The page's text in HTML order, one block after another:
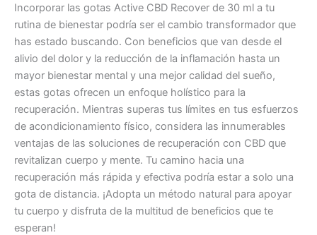
Incorporar las gotas Active CBD Recover de 30 ml a tu
rutina de bienestar podría ser el cambio transformador que
has estado buscando. Con beneficios que van desde el
alivio del dolor y la reducción de la inflamación hasta un
mayor bienestar mental y una mejor calidad del sueño,
estas gotas ofrecen un enfoque holístico para la
recuperación. Mientras superas tus límites en tus esfuerzos
de acondicionamiento físico, considera las innumerables
ventajas de las soluciones de recuperación con CBD que
revitalizan cuerpo y mente. Tu camino hacia una
recuperación más rápida y efectiva podría estar a solo una
gota de distancia. ¡Adopta un método natural para apoyar
tu cuerpo y disfruta de la multitud de beneficios que te
esperan!